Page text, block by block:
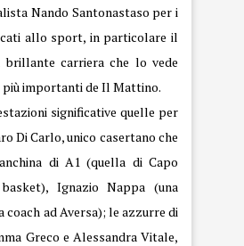
Nando Santonastaso per i
allo sport, in particolare il
carriera che lo vede
importanti de Il Mattino.
significative quelle per
Di Carlo, unico casertano che
di A1 (quella di Capo
Ignazio Nappa (una
coach ad Aversa); le azzurre di
Greco e Alessandra Vitale,